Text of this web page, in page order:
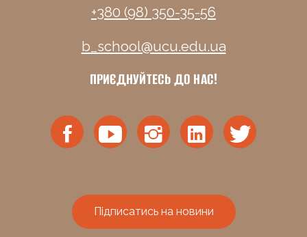
+380 (98) 350-35-56
b_school@ucu.edu.ua
ПРИЄДНУЙТЕСЬ ДО НАС!
Підписатись на новини